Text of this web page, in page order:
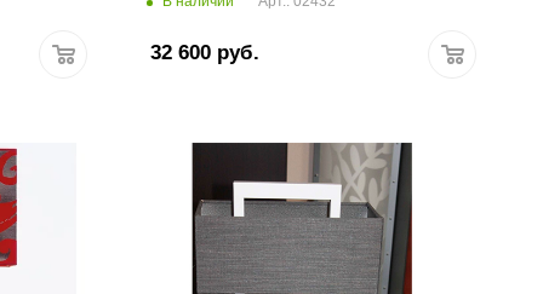
32 600 руб.